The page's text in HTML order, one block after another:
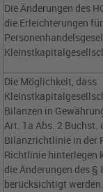
Die Änderungen des
die Erleichterungen
Die Möglichkeit, dass
Bilanzen in
Art. 1a Abs. 2 Buchst.
Bilanzrichtlinie in der
Richtlinie hinterlegen
die Änderungen des §
berücksichtigt werden.